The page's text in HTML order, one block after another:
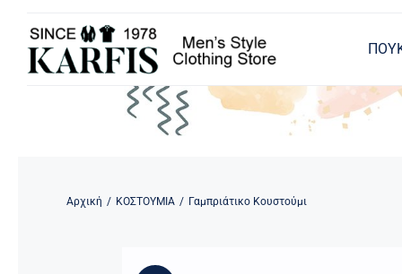
περιεχόμενο
Αρχική / ΚΟΣΤΟΥΜΙΑ / Γαμπριάτικο Κουστούμι